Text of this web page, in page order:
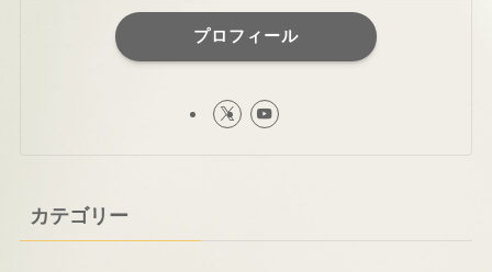
プロフィール
カテゴリー